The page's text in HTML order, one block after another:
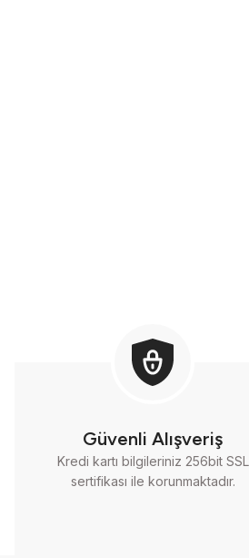
Güvenli Alışveriş
Kredi kartı bilgileriniz 256bit SSL
sertifikası ile korunmaktadır.